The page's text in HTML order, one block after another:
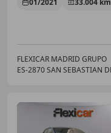
01/2021 33.004 km
FLEXICAR MADRID GRUPO
ES-2870 SAN SEBASTIAN